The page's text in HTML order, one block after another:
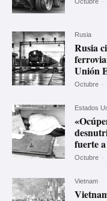
Rusia
Rusia
Unión
Octubre -
Estados
fuerte
Octubre -
Vietnam